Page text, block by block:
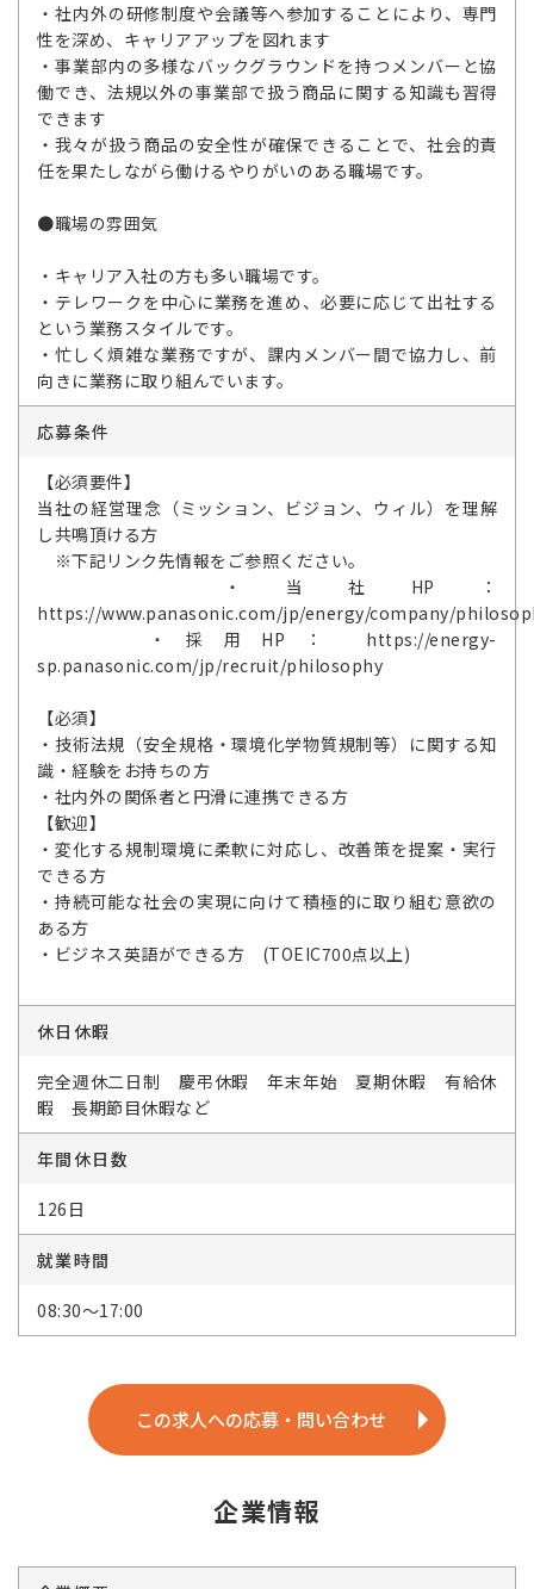
・社内外の研修制度や会議等へ参加することにより、専門
性を深め、キャリアアップを図れます
・事業部内の多様なバックグラウンドを持つメンバーと協
働でき、法規以外の事業部で扱う商品に関する知識も習得
できます
・我々が扱う商品の安全性が確保できることで、社会的責
任を果たしながら働けるやりがいのある職場です。
●職場の雰囲気
・キャリア入社の方も多い職場です。
・テレワークを中心に業務を進め、必要に応じて出社する
という業務スタイルです。
・忙しく煩雑な業務ですが、課内メンバー間で協力し、前
向きに業務に取り組んでいます。
応募条件
【必須要件】
当社の経営理念（ミッション、ビジョン、ウィル）を理解
し共鳴頂ける方
※下記リンク先情報をご参照ください。
・当社HP：
https://www.panasonic.com/jp/energy/company/
・採用HP： https://energy-
sp.panasonic.com/jp/recruit/philosophy
【必須】
・技術法規（安全規格・環境化学物質規制等）に関する知
識・経験をお持ちの方
・社内外の関係者と円滑に連携できる方
【歓迎】
・変化する規制環境に柔軟に対応し、改善策を提案・実行
できる方
・持続可能な社会の実現に向けて積極的に取り組む意欲の
ある方
・ビジネス英語ができる方 (TOEIC700点以上)
休日休暇
完全週休二日制 慶弔休暇 年末年始 夏期休暇 有給休
暇 長期節目休暇など
年間休日数
126日
就業時間
08:30～17:00
この求人への応募・問い合わせ
企業情報